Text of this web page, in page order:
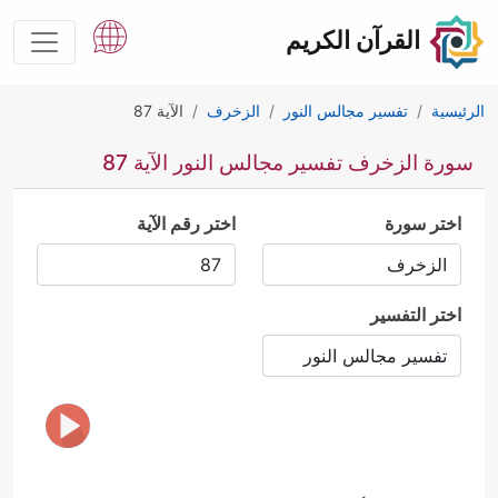
القرآن الكريم
الرئيسية تفسير مجالس النور الزخرف الآية 87
سورة الزخرف تفسير مجالس النور الآية 87
اختر سورة اختر رقم الآية
اختر التفسير